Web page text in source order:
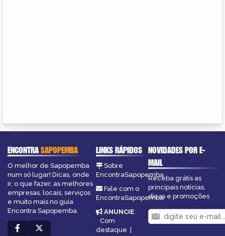
ENCONTRASAPOPEMBA
O melhor de Sapopemba
num só lugar! Dicas, onde
ir, o que fazer, as melhores
empresas, locais, serviços
e muito mais no guia
Encontra Sapopemba.
LINKS RÁPIDOS
Sobre
EncontraSapopemba
Fale com o
EncontraSapopemba
ANUNCIE:
Com
destaque |
NOVIDADES POR E-
MAIL
Receba grátis as
principais notícias,
dicas e promoções